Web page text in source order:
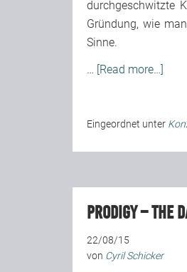
durchgeschwitzte
Gründung, wie
Sinne.
… [Read more…]
Eingeordnet unter
Prodigy – The
22/08/15
von Cyril Schicker